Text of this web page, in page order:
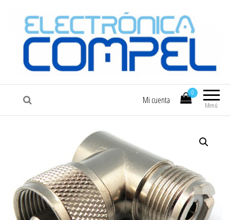
COMPEL Electrónica COMPEL
Menú
0
Mi cuenta